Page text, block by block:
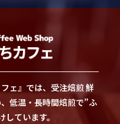
ェ』では、受注焙煎 鮮
低温・長時間焙煎で”ふ
ています。